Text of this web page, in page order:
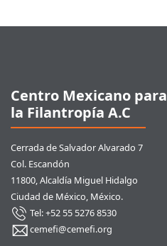
Centro Mexicano para
la Filantropía A.C
Cerrada de Salvador Alvarado 7
Col. Escandón
11800, Alcaldía Miguel Hidalgo
Ciudad de México, México.
Tel: +52 55 5276 8530
cemefi@cemefi.org